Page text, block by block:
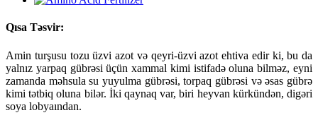
Qısa Təsvir:
Amin turşusu tozu üzvi azot və qeyri-üzvi azot ehtiva edir ki, bu da
yalnız yarpaq gübrəsi üçün xammal kimi istifadə oluna bilməz, eyni
zamanda məhsula su yuyulma gübrəsi, torpaq gübrəsi və əsas gübrə
kimi tətbiq oluna bilər. İki qaynaq var, biri heyvan kürkündən, digəri
soya lobyaından.